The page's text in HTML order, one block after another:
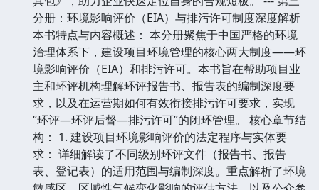
分册：环境影响评价（EIA）与排污许可制度深度解析
本书特点与内容概述： 本分册聚焦于中国严格的环境
治理体系下，建设项目环境管理的核心两大制度——环
境影响评价（EIA）和排污许可。本书旨在帮助项目业
主和环评机构理解环评报告书、报告表的编制深度要
求，以及在运营期如何有效衔接排污许可要求，实现
“环评—环评后督—排污许可”的闭环管理。 核心章节结
构： 1. 建设项目环境影响评价的法定程序与实体要
求： 详细解读了不同级别环评文件（报告书、报告
表、登记表）的适用范围与编制深度。重点解析了环境